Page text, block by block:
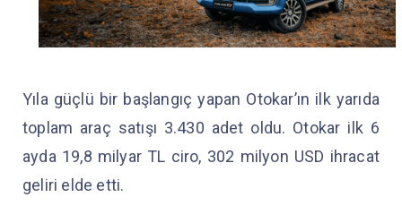
Yıla güçlü bir başlangıç yapan Otokar’ın ilk yarıda
toplam araç satışı 3.430 adet oldu. Otokar ilk 6
ayda 19,8 milyar TL ciro, 302 milyon USD ihracat
geliri elde etti.